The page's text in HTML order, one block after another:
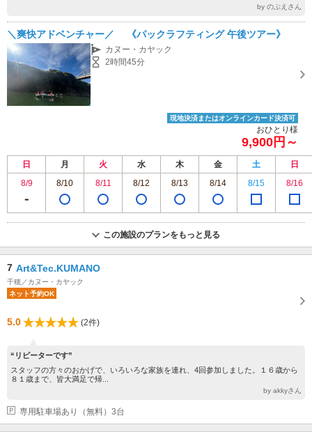
by のぶえさん
＼爽快アドベンチャー／ 《パックラフティング 午後ツアー》
カヌー・カヤック
2時間45分
現地決済またはオンラインカード決済可
おひとり様
9,900円～
日 月 火 水 木 金 土
日
8/9
8/10 8/11 8/12 8/13 8/14 8/15 8/16
この施設のプランをもっと見る
7 Art&Tec.KUMANO
千穂／カヌー・カヤック
ネット予約OK
5.0 (2件)
“リピーターです”
スタッフの方々のおかげで、いろいろな家族を連れ、4回参加しました。１６歳から
８１歳まで、皆大満足で帰...
by akkyさん
専用駐車場あり（無料）3台